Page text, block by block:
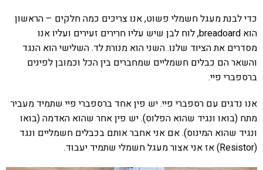
כדי לבנת מעגל חשמלי פשוט, אנו צריכים כמה חלקים – הראשון
הוא breadoard, לוח לבן שיש עליו חרירים זעירים ועליו אנו
מסדרים את הציוד שלנו. השני הוא מנורת לד. השלישי הוא הנגד
והשאר הם כבלים חשמליים שמחברים בין הכל וכמובן לפינים
ברספברי פיי.
אנו נדגים עם רספברי פיי. יש פין אחד ברספברי פיי שתמיד מעביר
מתח (בואו ונגיד שהוא הפלוס). יש פין אחר שהוא האדמה (בואו
ונגיד שהוא המינוס). אם אני אחבר אותם בכבלים חשמליים ונגד
(Resistor) אז אני אצור מעגל חשמלי שתמיד יעבוד.